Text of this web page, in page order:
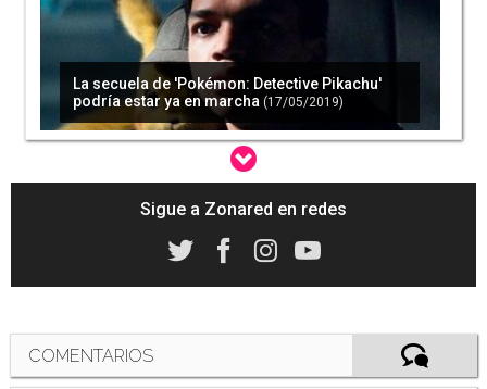
La secuela de 'Pokémon: Detective Pikachu'
podría estar ya en marcha
La saga continuará en Nintendo Switch con
'Detective Pikachu 2'
(29/05/2019)
Un desarrollador de 'Detective Pikachu 2' filtra
que el lanzamiento está muy cerca
(23/09/2022)
Sigue a Zonared en redes
COMENTARIOS